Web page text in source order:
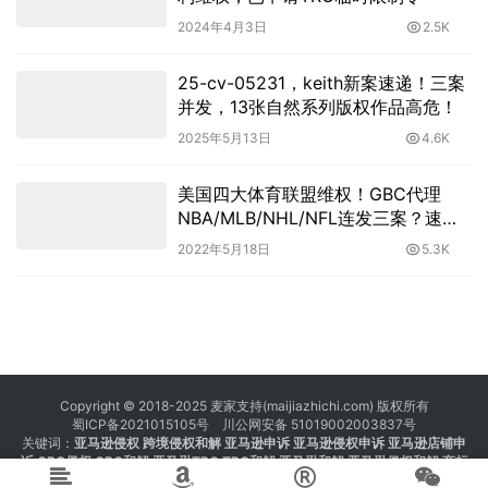
2024年4月3日 2.5K
25-cv-05231，keith新案速递！三案
并发，13张自然系列版权作品高危！
2025年5月13日 4.6K
美国四大体育联盟维权！GBC代理
NBA/MLB/NHL/NFL连发三案？速
看！
2022年5月18日 5.3K
Copyright © 2018-2025 麦家支持(maijiazhichi.com) 版权所有
蜀ICP备2021015105号
川公网安备 51019002003837号
关键词： 亚马逊侵权 跨境侵权和解 亚马逊申诉 亚马逊侵权申诉 亚马逊店铺申
诉 GBC侵权 GBC和解 亚马逊TRO TRO和解 亚马逊和解 亚马逊侵权和解商标
注册 专利注册 版权注册